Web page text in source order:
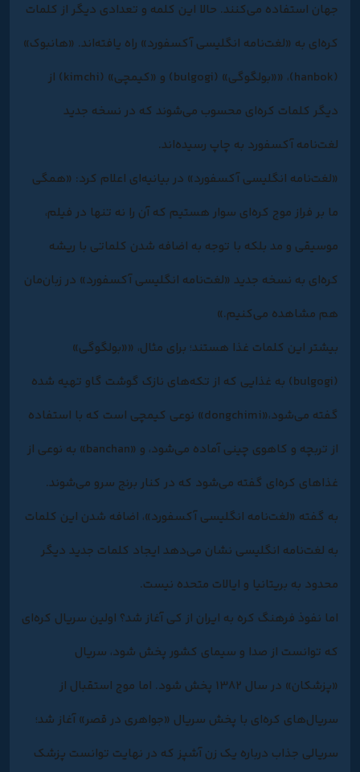
جهان استفاده می‌کنند. حالا این کلمه و تعدادی دیگر از کلمات
کره‌ای به «لغت‌نامه انگلیسی آکسفورد» راه‌ یافته‌اند. «هانبوک»
(hanbok)، ««بولگوگی» (bulgogi) و «کیمچی» (kimchi) از
دیگر کلمات کره‌ای محسوب می‌شوند که در نسخه جدید
لغت‌نامه آکسفورد به چاپ رسیده‌اند.
«لغت‌نامه انگلیسی آکسفورد» در بیانیه‌ای اعلام کرد: «همگی
ما بر فراز موج کره‌ای سوار هستیم که آن را نه تنها در فیلم،
موسیقی و مد بلکه با توجه به اضافه شدن کلماتی با ریشه
کره‌ای به نسخه جدید «لغت‌نامه انگلیسی آکسفورد»‌ در زبان‌مان
هم مشاهده می‌کنیم.»
بیشتر این کلمات غذا هستند؛ برای مثال، ««بولگوگی»
(bulgogi) به غذایی که از تکه‌های نازک گوشت گاو تهیه شده
گفته می‌شود،«dongchimi» نوعی کیمچی است که با استفاده
از تربچه و کاهوی چینی آماده می‌شود، و «banchan»‌ به نوعی از
غذاهای کره‌ای گفته می‌شود که در کنار برنج سرو می‌شوند.
به گفته «لغت‌نامه انگلیسی آکسفورد»، اضافه شدن این کلمات
به لغت‌نامه انگلیسی نشان می‌دهد ایجاد کلمات جدید دیگر
محدود به بریتانیا و ایالات متحده نیست.
اما نفوذ فرهنگ کره به ایران از کی آغاز شد؟ اولین سریال کره‌ای‌
که توانست از صدا و سیمای کشور پخش شود، سریال
«پزشکان» در سال 1382 پخش شود. اما موج استقبال از
سریال‌های کره‌ای با پخش سریال «جواهری در قصر» آغاز شد؛
سریالی جذاب درباره یک زن آشپز که در نهایت توانست پزشک